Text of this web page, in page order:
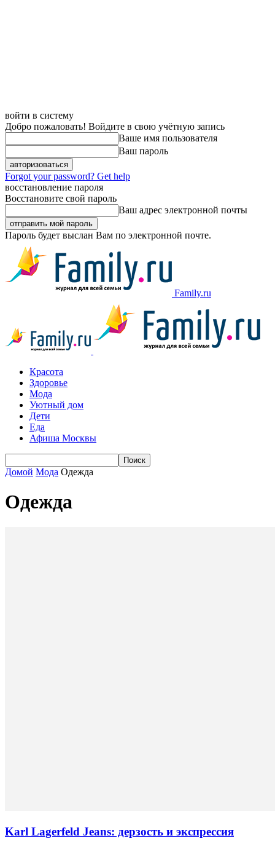
войти в систему
Добро пожаловать! Войдите в свою учётную запись
Ваше имя пользователя
Ваш пароль
Forgot your password? Get help
восстановление пароля
Восстановите свой пароль
Ваш адрес электронной почты
Пароль будет выслан Вам по электронной почте.
Family.ru
Красота
Здоровье
Мода
Уютный дом
Дети
Еда
Афиша Москвы
Домой Мода Одежда
Одежда
Karl Lagerfeld Jeans: дерзость и экспрессия